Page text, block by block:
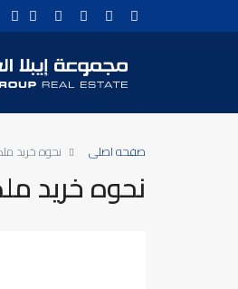
صفحه اصلی نحوه خرید
نحوه خرید